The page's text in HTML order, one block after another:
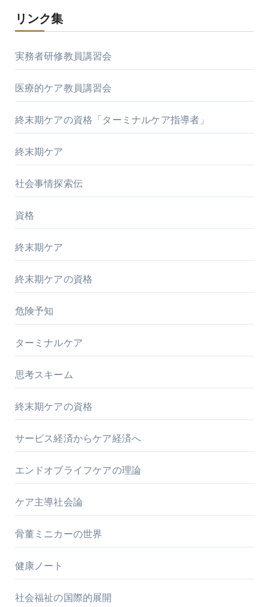
リンク集
実務者研修教員講習会
医療的ケア教員講習会
終末期ケアの資格「ターミナルケア指導者」
終末期ケア
社会事情探索伝
資格
終末期ケア
終末期ケアの資格
危険予知
ターミナルケア
思考スキーム
終末期ケアの資格
サービス経済からケア経済へ
エンドオブライフケアの理論
ケア主導社会論
骨董ミニカーの世界
健康ノート
社会福祉の国際的展開